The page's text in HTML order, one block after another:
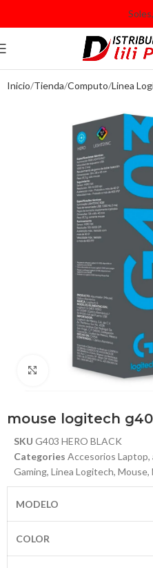
Inicio Tienda Computo Linea
Haga Click para agrandar
mouse logitech
SKU G403 HERO BLACK
Categories Accesorios Laptop,
Gaming, Linea Logitech, Mouse,
MODELO
COLOR